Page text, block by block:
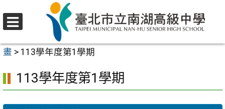
至
要
區
行政單位
畫 > 113學年度第1學期
113學年度第1學期
選
單